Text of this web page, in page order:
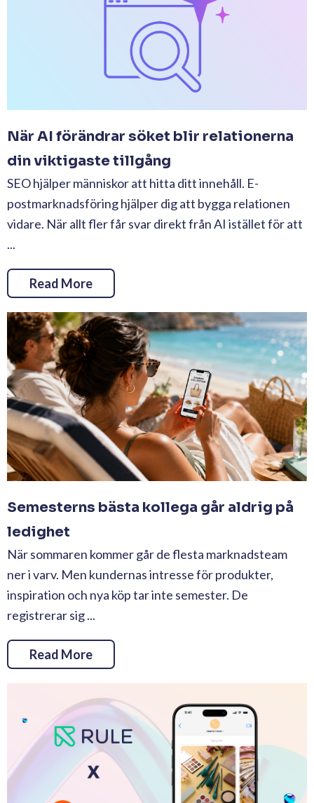
När AI förändrar söket blir relationerna
din viktigaste tillgång
SEO hjälper människor att hitta ditt innehåll. E-
postmarknadsföring hjälper dig att bygga relationen
vidare. När allt fler får svar direkt från AI istället för att
...
Read More
Semesterns bästa kollega går aldrig på
ledighet
När sommaren kommer går de flesta marknadsteam
ner i varv. Men kundernas intresse för produkter,
inspiration och nya köp tar inte semester. De
registrerar sig ...
Read More